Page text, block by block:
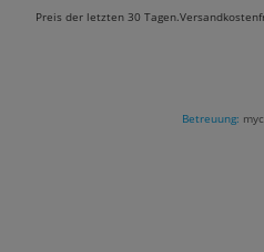
Preis der letzten 30
Betreuung: